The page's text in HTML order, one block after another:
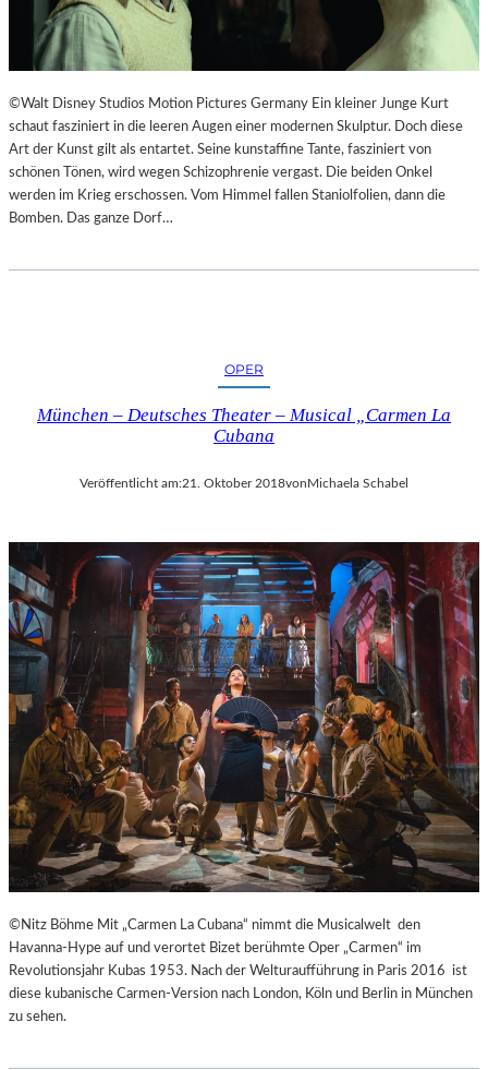
H
E
A
T
E
R
A
N
D
E
S
T
D
B
E
R
N
©Walt Disney Studios Motion Pictures Germany Ein kleiner Junge Kurt
schaut fasziniert in die leeren Augen einer modernen Skulptur. Doch diese
Art der Kunst gilt als entartet. Seine kunstaffine Tante, fasziniert von
schönen Tönen, wird wegen Schizophrenie vergast. Die beiden Onkel
werden im Krieg erschossen. Vom Himmel fallen Staniolfolien, dann die
Bomben. Das ganze Dorf…
OPER
München – Deutsches Theater – Musical „Carmen La
Cubana
Veröffentlicht am:21. Oktober 2018vonMichaela Schabel
©Nitz Böhme Mit „Carmen La Cubana“ nimmt die Musicalwelt den
Havanna-Hype auf und verortet Bizet berühmte Oper „Carmen“ im
Revolutionsjahr Kubas 1953. Nach der Welturaufführung in Paris 2016 ist
diese kubanische Carmen-Version nach London, Köln und Berlin in München
zu sehen.